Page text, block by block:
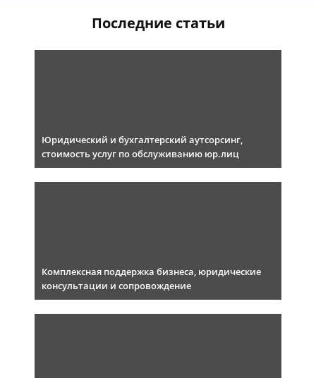
Последние статьи
Юридический и бухгалтерский аутсорсинг,
стоимость услуг по обслуживанию юр.лиц
Комплексная поддержка бизнеса, юридические
консультации и сопровождение